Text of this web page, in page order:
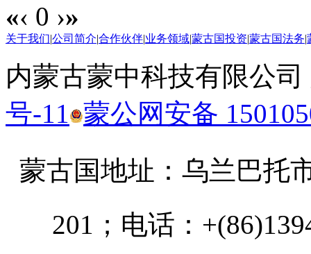
«‹ 0 ›»
关于我们|公司简介|合作伙伴|业务领域|蒙古国投资|蒙古国法务|
内蒙古蒙中科技有限公
号-11 蒙公网安备
蒙古国地址： 乌兰巴托
201；电话：